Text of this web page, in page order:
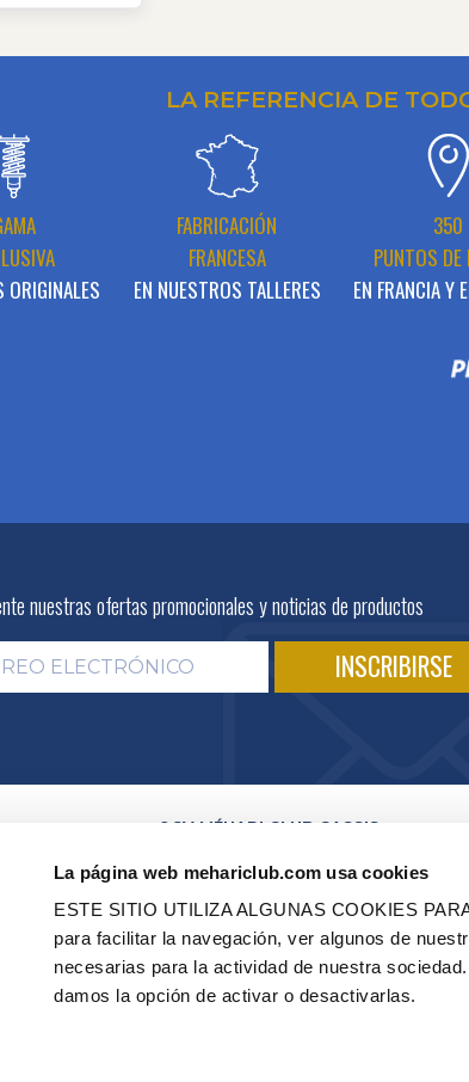
La página web mehariclub.com usa cookies
ESTE SITIO UTILIZA ALGUNAS COOKIES
para facilitar la navegación, ver algunos de
necesarias para la actividad de nuestra
damos la opción de activar o desactivarlas.
LA REFERENCIA DE
ORIGINALES
FABRICACIÓN
FRANCESA
EN NUESTROS TALLERES
350
PUNTOS DE
EN FRANCIA Y
nuestras ofertas promocionales y noticias de productos
+ 33 (0)4 42
09h00 –
2CV MÉHARI CLUB CASSIS
ACTIVIDADES
PRESENTACIÓN EN VÍDEO
RED DE TALLERES AUTORIZADOS
CERTIFICACIONES Y ETIQUETAS
RESTAURACIÓN - RENOVACIÓN